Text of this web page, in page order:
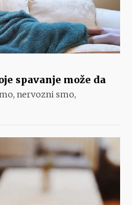
spavanje može da
nervozni smo,